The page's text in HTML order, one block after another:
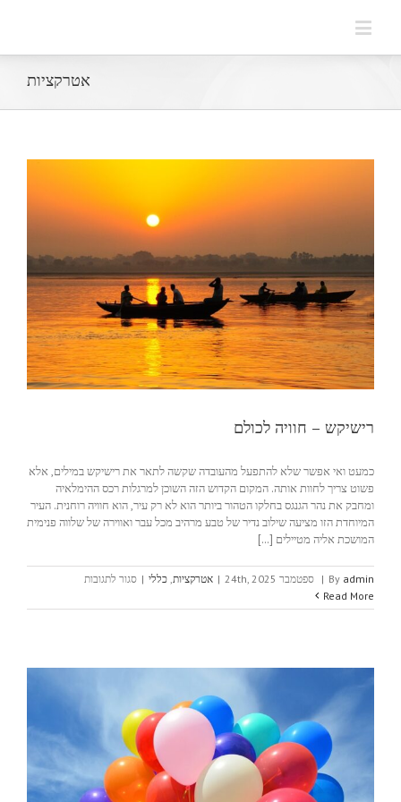
אטרקציות
רישיקש – חוויה לכולם
כמעט ואי אפשר שלא להתפעל מהעובדה שקשה לתאר את רישיקש במילים, אלא
פשוט צריך לחוות אותה. המקום הקדוש הזה השוכן למרגלות רכס ההימלאיה
ומחבק את נהר הגנגס בחלקו הטהור ביותר הוא לא רק עיר, הוא חוויה רוחנית. העיר
המיוחדת הזו מציעה שילוב נדיר של טבע מרהיב מכל עבר ואווירה של שלווה פנימית
המושכת אליה מטיילים [...]
By admin
| ספטמבר 24th, 2025 | אטרקציות, כללי | סגור לתגובות
–
Read More